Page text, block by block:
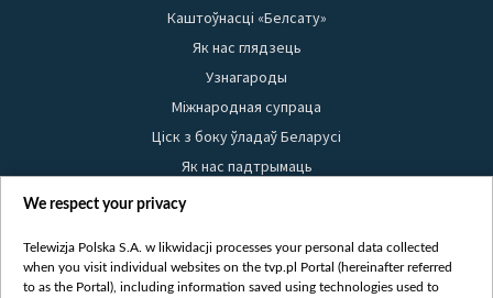
Каштоўнасці «Белсату»
Як нас глядзець
Узнагароды
Міжнародная супраца
Ціск з боку ўладаў Беларусі
Як нас падтрымаць
Правілы выкарыстання матэрыялаў
Бяспека
Youtube
We respect your privacy
Telewizja Polska S.A. w likwidacji processes your personal data collected
when you visit individual websites on the tvp.pl Portal (hereinafter referred
to as the Portal), including information saved using technologies used to